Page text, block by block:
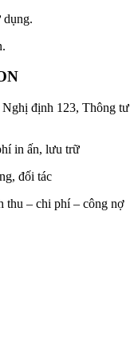
dụng.
Nghị định 123, Thông tư
in ấn, lưu trữ
đối tác
thu – chi phí – công nợ